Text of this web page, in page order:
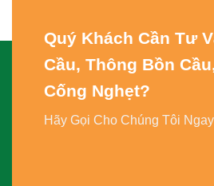
Quý Khách Cần Tư
Cầu, Thông Bồn
Cống Nghẹt?
Hãy Gọi Cho Chúng Tôi Ngay